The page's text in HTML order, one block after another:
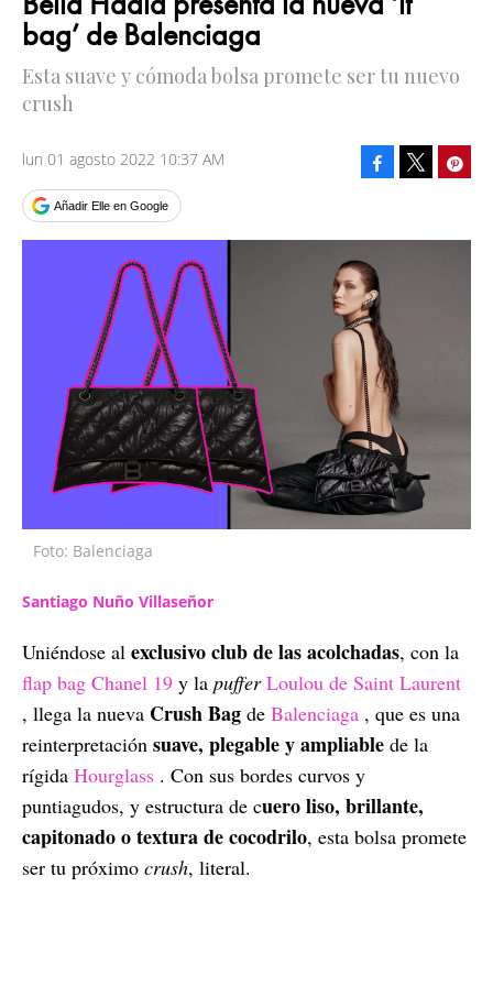
bag’ de Balenciaga
Esta suave y cómoda bolsa promete ser tu nuevo
crush
lun 01 agosto 2022 10:37 AM
Añadir Elle en Google
Facebook
Foto: Balenciaga
Santiago Nuño Villaseñor
Uniéndose al exclusivoclub de las acolchadas, con la
flap bag Chanel 19 y la puffer Loulou de Saint Laurent
, llega la nueva Crush Bag de Balenciaga , que es una
reinterpretación suave, plegable y ampliable de la
rígida Hourglass . Con sus bordes curvos y
puntiagudos, y estructura de cuero liso, brillante,
capitonado o textura de cocodrilo, esta bolsa promete
ser tu próximo crush, literal.